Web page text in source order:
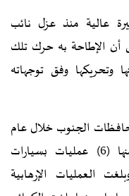
عالية منذ عزل نائب
أن الإطاحة به حرك تلك
وتحريكها وفق توجهاته
الجنوب خلال عام
2022، بلغت (53) عملية إرهابية، منها (6) عمليات بسيارات
العمليات الإرهابية